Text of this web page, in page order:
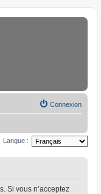
Connexion
Langue :
Si vous n’acceptez